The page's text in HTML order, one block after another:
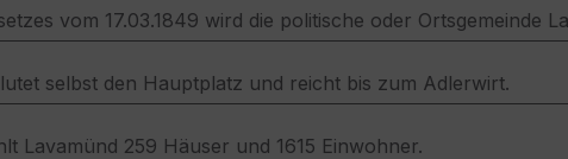
vom 17.03.1849 wird die politische oder Ortsgemeinde
selbst den Hauptplatz und reicht bis zum Adlerwirt.
Lavamünd 259 Häuser und 1615 Einwohner.